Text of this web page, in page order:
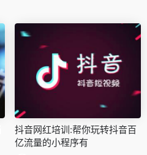
抖音网红培训:帮你玩转抖音百
亿流量的小程序有